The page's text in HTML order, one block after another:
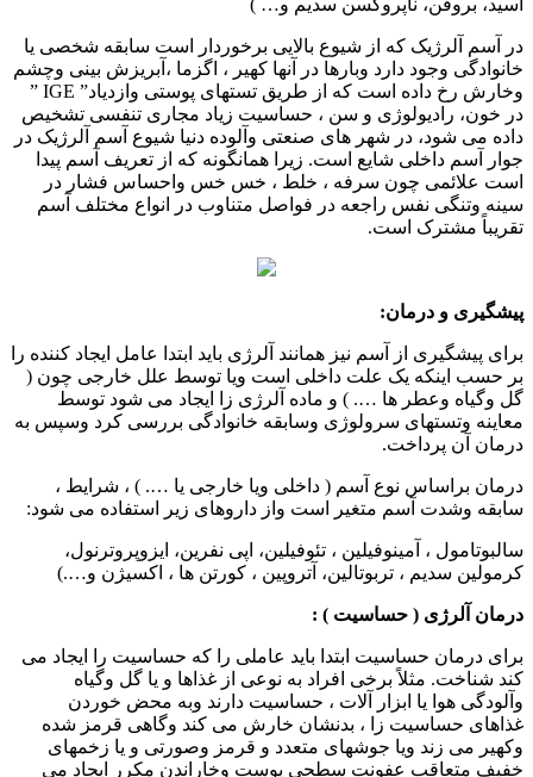
در آسم آلرژیک که از شیوع بالایی برخوردار است سابقه شخصی یا
خانوادگی وجود دارد وبارها در آنها کهیر ، اگزما ،آبریزش بینی وچشم
وخارش رخ داده است که از طریق تستهای پوستی وازدیاد” IGE ”
در خون، رادیولوژی و سن ، حساسیت زیاد مجاری تنفسی تشخیص
داده می شود، در شهر های صنعتی وآلوده دنیا شیوع آسم آلرژیک در
جوار آسم داخلی شایع است. زیرا همانگونه که از تعریف آسم پیدا
است علائمی چون سرفه ، خلط ، خس خس واحساس فشار در
سینه وتنگی نفس راجعه در فواصل متناوب در انواع مختلف آسم
تقریباً مشترک است.
پیشگیری و درمان:
برای پیشگیری از آسم نیز همانند آلرژی باید ابتدا عامل ایجاد کننده را
بر حسب اینکه یک علت داخلی است ویا توسط علل خارجی چون (
گل وگیاه وعطر ها …. ) و ماده آلرژی زا ایجاد می شود توسط
معاینه وتستهای سرولوژی وسابقه خانوادگی بررسی کرد وسپس به
درمان آن پرداخت.
درمان براساس نوع آسم ( داخلی ویا خارجی یا …. ) ، شرایط ،
سابقه وشدت آسم متغیر است واز داروهای زیر استفاده می شود:
سالبوتامول ، آمینوفیلین ، تئوفیلین، اپی نفرین، ایزوپروترنول،
کرمولین سدیم ، تربوتالین، آتروپین ، کورتن ها ، اکسیژن و….)
درمان آلرژی ( حساسیت ) :
برای درمان حساسیت ابتدا باید عاملی را که حساسیت را ایجاد می
کند شناخت. مثلاً برخی افراد به نوعی از غذاها و یا گل وگیاه
وآلودگی هوا یا ابزار آلات ، حساسیت دارند وبه محض خوردن
غذاهای حساسیت زا ، بدنشان خارش می کند وگاهی قرمز شده
وکهیر می زند ویا جوشهای متعدد و قرمز وصورتی و یا زخمهای
خفیف متعاقب عفونت سطحی پوست وخاراندن مکرر ایجاد می